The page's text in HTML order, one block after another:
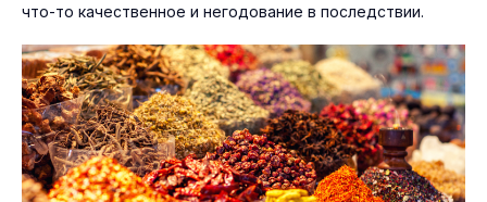
что-то качественное и негодование в последствии.